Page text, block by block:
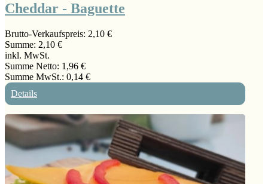
Cheddar - Baguette
Brutto-Verkaufspreis: 2,10 €
Summe: 2,10 €
inkl. MwSt.
Summe Netto: 1,96 €
Summe MwSt.: 0,14 €
Details